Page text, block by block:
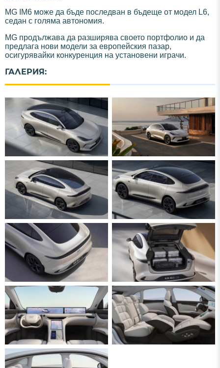
MG IM6 може да бъде последван в бъдеще от модел L6,
седан с голяма автономия.
MG продължава да разширява своето портфолио и да
предлага нови модели за европейския пазар,
осигурявайки конкуренция на установени играчи.
ГАЛЕРИЯ: